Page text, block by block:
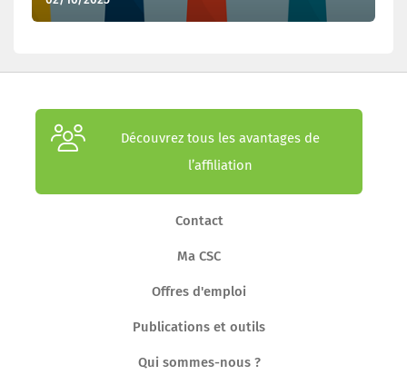
Découvrez tous les avantages de
l’affiliation
Contact
Ma CSC
Offres d'emploi
Publications et outils
Qui sommes-nous ?